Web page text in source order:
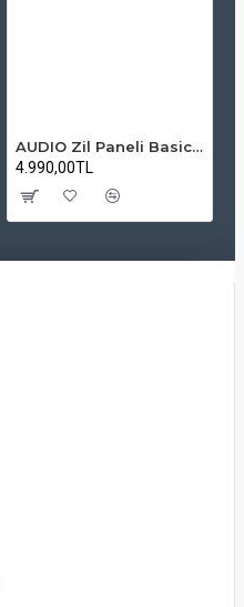
AUDIO Zil Paneli Basic Hpli Çift Buton 20'li Sesli Apartman Diafon Kapı Paneli
4.990,00TL